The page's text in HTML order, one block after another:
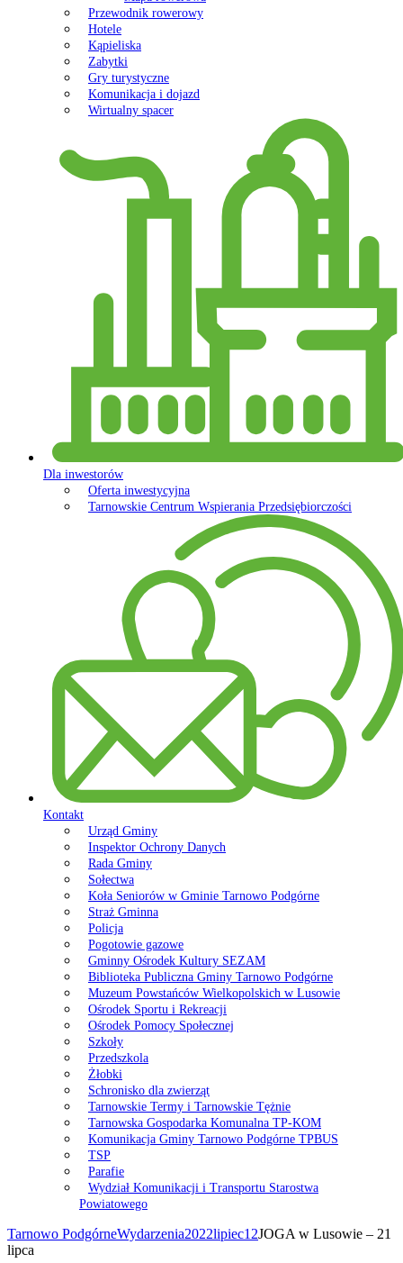
Przewodnik rowerowy
Hotele
Kąpieliska
Zabytki
Gry turystyczne
Komunikacja i dojazd
Wirtualny spacer
Dla inwestorów
Oferta inwestycyjna
Tarnowskie Centrum Wspierania Przedsiębiorczości
Kontakt
Urząd Gminy
Inspektor Ochrony Danych
Rada Gminy
Sołectwa
Koła Seniorów w Gminie Tarnowo Podgórne
Straż Gminna
Policja
Pogotowie gazowe
Gminny Ośrodek Kultury SEZAM
Biblioteka Publiczna Gminy Tarnowo Podgórne
Muzeum Powstańców Wielkopolskich w Lusowie
Ośrodek Sportu i Rekreacji
Ośrodek Pomocy Społecznej
Szkoły
Przedszkola
Żłobki
Schronisko dla zwierząt
Tarnowskie Termy i Tarnowskie Tężnie
Tarnowska Gospodarka Komunalna TP-KOM
Komunikacja Gminy Tarnowo Podgórne TPBUS
TSP
Parafie
Wydział Komunikacji i Transportu Starostwa
Powiatowego
Tarnowo PodgórneWydarzenia2022lipiec12JOGA w Lusowie – 21
lipca